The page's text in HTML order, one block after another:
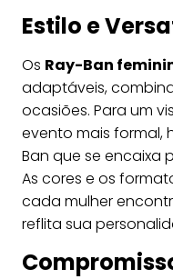
Estilo e
Os Ray-Ban
adaptáveis,
ocasiões. Para um
evento mais formal,
Ban que se encaixa
As cores e os
cada mulher
reflita sua